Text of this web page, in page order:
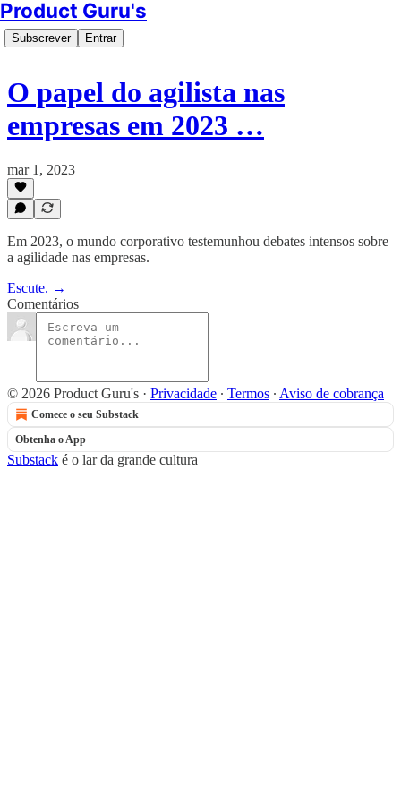
Product Guru's
Subscrever Entrar
O papel do agilista nas
empresas em 2023 …
mar 1, 2023
Em 2023, o mundo corporativo testemunhou debates intensos sobre
a agilidade nas empresas.
Escute. →
Comentários
© 2026 Product Guru's · Privacidade ∙ Termos ∙ Aviso de cobrança
Comece o seu Substack
Obtenha o App
Substack é o lar da grande cultura